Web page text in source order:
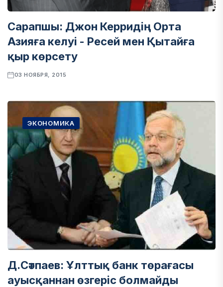
Сарапшы: Джон Керридің Орта
Азияға келуі - Ресей мен Қытайға
қыр көрсету
03 НОЯБРЯ, 2015
ЭКОНОМИКА
Д.Сәтпаев: Ұлттық банк төрағасы
ауысқаннан өзгеріс болмайды